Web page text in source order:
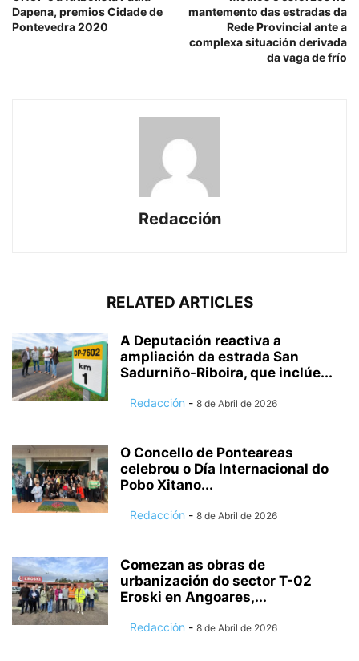
Dapena, premios Cidade de
Pontevedra 2020
mantemento das estradas da
Rede Provincial ante a
complexa situación derivada
da vaga de frío
Redacción
RELATED ARTICLES
A Deputación reactiva a
ampliación da estrada San
Sadurniño-Riboira, que inclúe...
Redacción - 8 de Abril de 2026
O Concello de Ponteareas
celebrou o Día Internacional do
Pobo Xitano...
Redacción - 8 de Abril de 2026
Comezan as obras de
urbanización do sector T-02
Eroski en Angoares,...
Redacción - 8 de Abril de 2026